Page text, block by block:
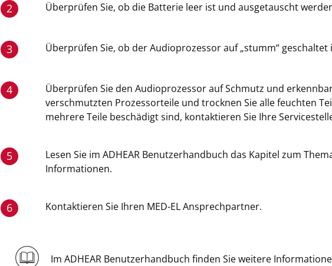
2 Überprüfen Sie, ob die Batterie leer ist und ausgetauscht
3 Überprüfen Sie, ob der Audioprozessor auf „stumm“ geschaltet
4
Überprüfen Sie den Audioprozessor auf Schmutz und
verschmutzten Prozessorteile und trocknen Sie alle feuchten
mehrere Teile beschädigt sind, kontaktieren Sie Ihre
5
Lesen Sie im ADHEAR Benutzerhandbuch das Kapitel zum
Informationen.
6 Kontaktieren Sie Ihren MED-EL Ansprechpartner.
Im ADHEAR Benutzerhandbuch finden Sie weitere